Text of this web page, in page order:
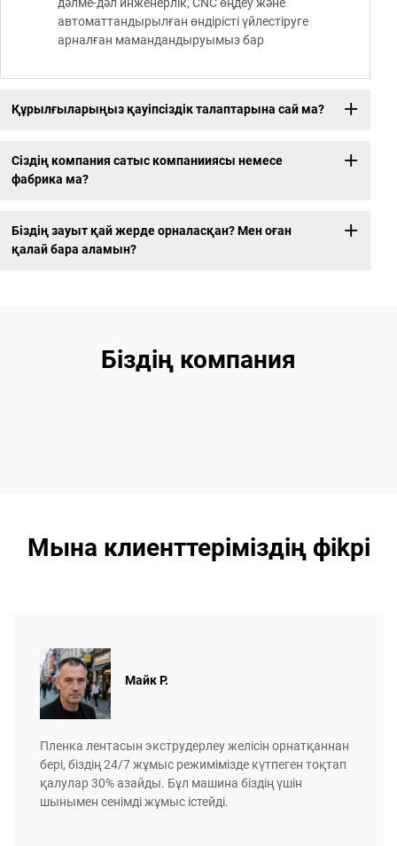
автоматтандырылған өндірісті үйлестіруге
арналған мамандандыруымыз бар
Құрылғыларыңыз қауіпсіздік талаптарына сай ма?
Сіздің компания сатыс компанииясы немесе
фабрика ма?
Біздің зауыт қай жерде орналасқан? Мен оған
қалай бара аламын?
Біздің компания
Мына клиенттеріміздің фikрi
Майк Р.
Пленка лентасын экструдерлеу желісін орнатқаннан
бері, біздің 24/7 жұмыс режимімізде күтпеген тоқтап
қалулар 30% азайды. Бұл машина біздің үшін
шынымен сенімді жұмыс істейді.